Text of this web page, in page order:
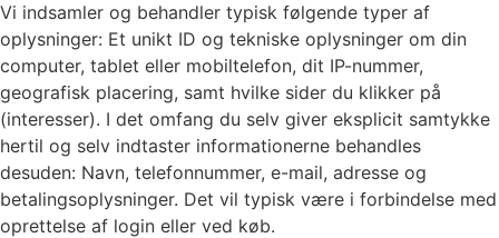
Vi indsamler og behandler typisk følgende typer af
oplysninger: Et unikt ID og tekniske oplysninger om din
computer, tablet eller mobiltelefon, dit IP-nummer,
geografisk placering, samt hvilke sider du klikker på
(interesser). I det omfang du selv giver eksplicit samtykke
hertil og selv indtaster informationerne behandles
desuden: Navn, telefonnummer, e-mail, adresse og
betalingsoplysninger. Det vil typisk være i forbindelse med
oprettelse af login eller ved køb.